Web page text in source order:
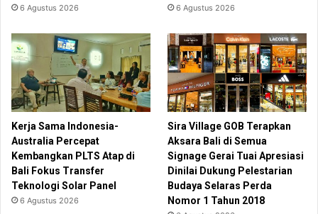
6 Agustus 2026 6 Agustus 2026
Kerja Sama Indonesia-
Australia Percepat
Kembangkan PLTS Atap di
Bali Fokus Transfer
Teknologi Solar Panel
6 Agustus 2026
Sira Village GOB Terapkan
Aksara Bali di Semua
Signage Gerai Tuai Apresiasi
Dinilai Dukung Pelestarian
Budaya Selaras Perda
Nomor 1 Tahun 2018